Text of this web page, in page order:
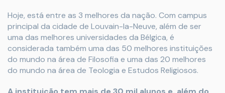
Hoje, está entre as 3 melhores da nação. Com campus
principal da cidade de Louvain-la-Neuve, além de ser
uma das melhores universidades da Bélgica, é
considerada também uma das 50 melhores instituições
do mundo na área de Filosofia e uma das 20 melhores
do mundo na área de Teologia e Estudos Religiosos.